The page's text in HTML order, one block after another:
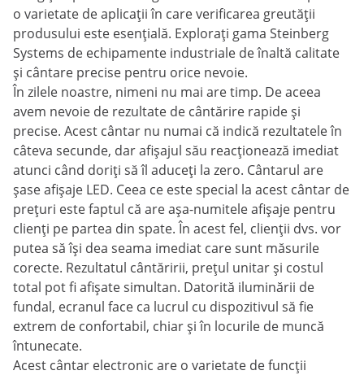
o varietate de aplicații în care verificarea greutății
produsului este esențială. Explorați gama Steinberg
Systems de echipamente industriale de înaltă calitate
și cântare precise pentru orice nevoie.
În zilele noastre, nimeni nu mai are timp. De aceea
avem nevoie de rezultate de cântărire rapide și
precise. Acest cântar nu numai că indică rezultatele în
câteva secunde, dar afișajul său reacționează imediat
atunci când doriți să îl aduceți la zero. Cântarul are
șase afișaje LED. Ceea ce este special la acest cântar de
prețuri este faptul că are așa-numitele afișaje pentru
clienți pe partea din spate. În acest fel, clienții dvs. vor
putea să își dea seama imediat care sunt măsurile
corecte. Rezultatul cântăririi, prețul unitar și costul
total pot fi afișate simultan. Datorită iluminării de
fundal, ecranul face ca lucrul cu dispozitivul să fie
extrem de confortabil, chiar și în locurile de muncă
întunecate.
Acest cântar electronic are o varietate de funcții